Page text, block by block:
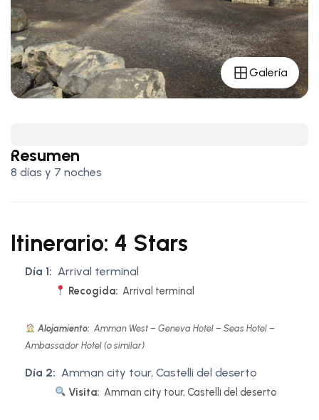
Galería
Resumen
8 días y 7 noches
Itinerario: 4 Stars
Día 1: Arrival terminal
Recogida: Arrival terminal
Alojamiento: Amman West – Geneva Hotel – Seas Hotel –
Ambassador Hotel (o similar)
Día 2: Amman city tour, Castelli del deserto
Visita: Amman city tour, Castelli del deserto